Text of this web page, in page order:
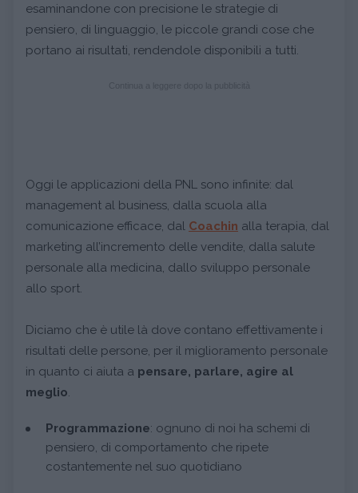
esaminandone con precisione le strategie di
pensiero, di linguaggio, le piccole grandi cose che
portano ai risultati, rendendole disponibili a tutti.
Oggi le applicazioni della PNL sono infinite: dal
management al business, dalla scuola alla
comunicazione efficace, dal Coachin alla terapia, dal
marketing all’incremento delle vendite, dalla salute
personale alla medicina, dallo sviluppo personale
allo sport.
Diciamo che è utile là dove contano effettivamente i
risultati delle persone, per il miglioramento personale
in quanto ci aiuta a pensare, parlare, agire al
meglio.
Programmazione: ognuno di noi ha schemi di
pensiero, di comportamento che ripete
costantemente nel suo quotidiano